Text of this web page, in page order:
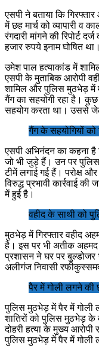
एसपी ने बताया कि
में छह मार्च को व्यापारी व
रंगदारी मांगने की रिपोर्ट
हजार रुपये इनाम घोषित था।
उमेश पाल हत्याकांड में
एसपी के मुताबिक आरोपी
शामिल और पुलिस मुठभेड़ में
गैंग का सहयोगी रहा है।
सहयोग करता था। उससे
गैंग के सहयोगियों
एसपी अभिनंदन का कहना
जो भी जुड़े हैं। उन पर
टीमें लगाई गई हैं। परोक्ष
विरुद्ध प्रभावी कार्रवाई
में हुई है।
वहीद के साथी को
मुठभेड़ में गिरफ्तार वहीद
है। इस पर भी अतीक
प्रशासन ने घर पर बुल्डोजर
अलीगंज निवासी
पैर में गोली लगने की
पुलिस मुठभेड़ में पैर में गोली
शातिरों को पुलिस मुठभेड़
दोहरी हत्या के मुख्य
पुलिस मुठभेड़ में पैर में गोली